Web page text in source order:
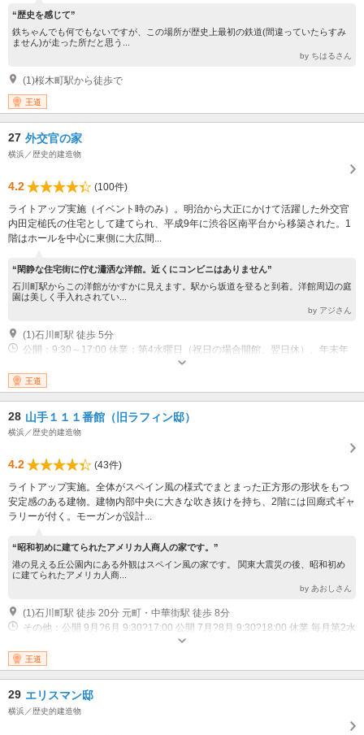
“歴史を感じて”
鉄ちゃんでも何でもないですが、この場所が歴史上最初の鉄道(間違っていたらすみ
ません)が走った所だと思う...
by ちはるさん
(1)桜木町駅から徒歩で
王道
27 外交官の家
横浜／歴史的建造物
4.2
(100件)
ライトアップ実施（イベント時のみ）。明治から大正にかけて活躍した外交官
内田定槌氏の住宅として建てられ、平成9年に渋谷区南平台から移築された。1
階はホールを中心に東側に大広間...
“閑静な住宅街に佇む瀟洒な洋館。近くにコンビニはありません”
石川町駅からこの洋館がかすかに見えます。駅から坂道を登ると到着。洋館周辺の庭
園は美しく手入れされてい...
by アジさん
(1)石川町駅 徒歩 5分
公開：9:30～17:00 休業：第4水曜日（祝日の場合開館、翌日休）、年末年
王道
28 山手１１１番館（旧ラフィン邸）
横浜／歴史的建造物
4.2
(43件)
ライトアップ実施。全体がスペイン風の様式でまとまった正方形の形状をもつ
安定感のある建物。建物内部中央に大きな吹き抜けを持ち、2階には回廊式ギャ
ラリーが付く。モーガンが設計...
“昭和初めに建てられたアメリカ人商人の家です。”
港の見える丘公園内にある外観はスペイン風の家です。 関東大震災の後、昭和初め
に建てられたアメリカ人商...
by あおしさん
(1)石川町駅 徒歩 20分 元町・中華街駅 徒歩 8分
その他：公開 9月?6月 9:30?17:00 公開 7月?8月 9:30?18:00 休業 毎月第2水
（祝日の場合は開館、翌日休） 休業 12月29日?1月3日
王道
29 エリスマン邸
横浜／歴史的建造物